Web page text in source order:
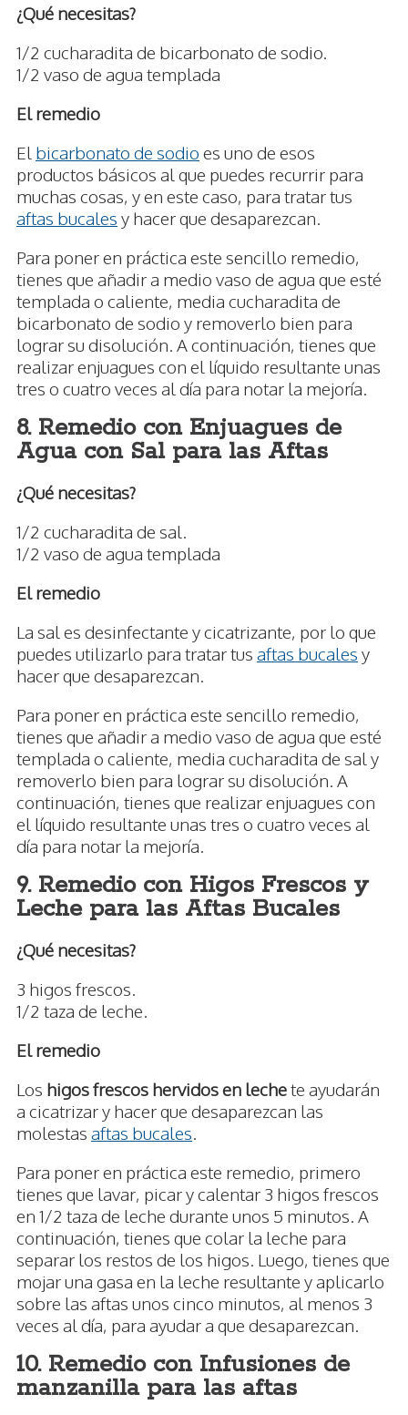
¿Qué necesitas?
1/2 cucharadita de bicarbonato de sodio.
1/2 vaso de agua templada
El remedio
El bicarbonato de sodio es uno de esos
productos básicos al que puedes recurrir para
muchas cosas, y en este caso, para tratar tus
aftas bucales y hacer que desaparezcan.
Para poner en práctica este sencillo remedio,
tienes que añadir a medio vaso de agua que esté
templada o caliente, media cucharadita de
bicarbonato de sodio y removerlo bien para
lograr su disolución. A continuación, tienes que
realizar enjuagues con el líquido resultante unas
tres o cuatro veces al día para notar la mejoría.
8. Remedio con Enjuagues de
Agua con Sal para las Aftas
¿Qué necesitas?
1/2 cucharadita de sal.
1/2 vaso de agua templada
El remedio
La sal es desinfectante y cicatrizante, por lo que
puedes utilizarlo para tratar tus aftas bucales y
hacer que desaparezcan.
Para poner en práctica este sencillo remedio,
tienes que añadir a medio vaso de agua que esté
templada o caliente, media cucharadita de sal y
removerlo bien para lograr su disolución. A
continuación, tienes que realizar enjuagues con
el líquido resultante unas tres o cuatro veces al
día para notar la mejoría.
9. Remedio con Higos Frescos y
Leche para las Aftas Bucales
¿Qué necesitas?
3 higos frescos.
1/2 taza de leche.
El remedio
Los higos frescos hervidos en lechete ayudarán
a cicatrizar y hacer que desaparezcan las
molestas aftas bucales
Para poner en práctica este remedio, primero
tienes que lavar, picar y calentar 3 higos frescos
en 1/2 taza de leche durante unos 5 minutos. A
continuación, tienes que colar la leche para
separar los restos de los higos. Luego, tienes que
mojar una gasa en la leche resultante y aplicarlo
sobre las aftas unos cinco minutos, al menos 3
veces al día, para ayudar a que desaparezcan.
10. Remedio con Infusiones de
manzanilla para las aftas